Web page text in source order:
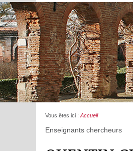
Vous êtes ici : Accueil
Enseignants chercheurs